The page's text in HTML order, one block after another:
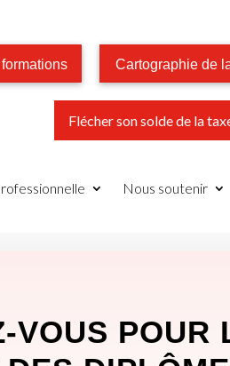
Cartographie de
Flécher son solde de la
Nous soutenir
VOUS POUR